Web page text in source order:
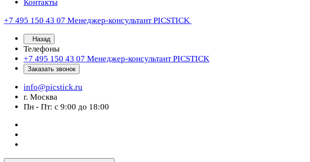
Контакты
+7 495 150 43 07 Менеджер-консультант PICSTICK
Назад
Телефоны
+7 495 150 43 07 Менеджер-консультант PICSTICK
Заказать звонок
info@picstick.ru
г. Москва
Пн - Пт: с 9:00 до 18:00